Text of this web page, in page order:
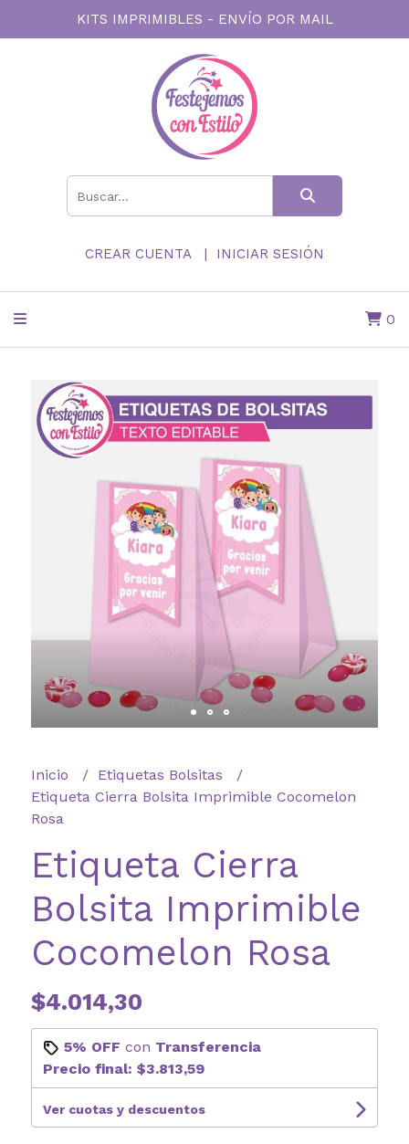
KITS IMPRIMIBLES - ENVÍO POR MAIL
CREAR CUENTA INICIAR SESIÓN
0
Inicio
Etiquetas Bolsitas
Etiqueta Cierra Bolsita Imprimible Cocomelon
Rosa
Etiqueta Cierra
Bolsita Imprimible
Cocomelon Rosa
$4.014,30
5% OFF con Transferencia
Precio final: $3.813,59
Ver cuotas y descuentos